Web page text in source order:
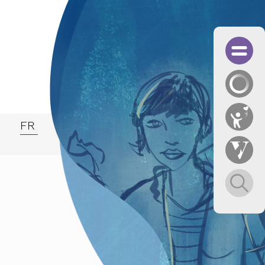
KAGF in Zusammenarbeit mit dem Männerbüro
FR